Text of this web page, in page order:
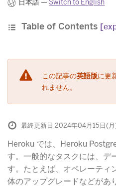
日本語 — Switch to English
Table of Contents
この記事の英語版に更
れません。
最終更新日 2024年04月15日(
Heroku では、Heroku
す。一般的なタスクには、デ
す。たとえば、オペレーティ
体のアップグレードなどがあ